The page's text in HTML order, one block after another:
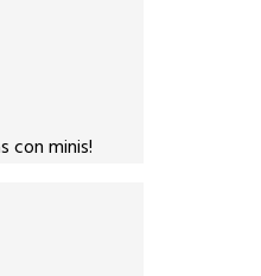
con minis!